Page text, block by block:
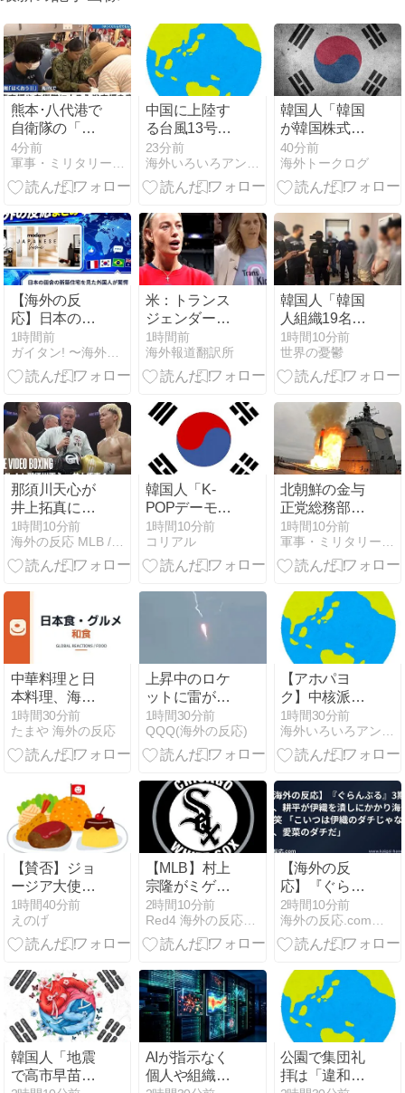
熊本･八代港で
自衛隊の「病
院船」が医療
提供開始、診
察と薬剤処
け大浴場も！
4分前
中国に上陸す
る台風13号が
絶妙なコース
を辿ってい
る！と話題
要都市の上に
長々と居座り
続けるルート
で……
23分前
韓国人「韓国
が韓国株式の
暴落で失った
とんでもない
規模の国民年
ちら…」
→「韓国の未
来が…（ﾌﾞﾙﾌﾞ
ﾙ」＝韓国の反
応
40分前
海外トークログ
【海外の反
応】日本の田
舎の新築住宅
を見た外国人
が驚愕「冷蔵
が揺さぶられ
た」
1時間前
ガイタン! 〜海外の反応探訪〜
米：トランス
ジェンダー選
手参加反対を
表明した女子
バスケ選手に
出…試合中に
意図的（？）
肘鉄を顔面に
食らう[海外の
反応]
1時間前
海外報道翻訳所
韓国人「韓国
人組織19名が
一斉検挙され
る！カンボジ
アからカザフ
を移して詐欺
活動を続けた
された犯罪グ
ループの末路
がこちらで
す」
1時間10分前
世界の憂鬱
那須川天心が
井上拓真に完
敗、ファン
「天心が上回
ってたのは解
1時間10分前
海外の反応 MLB / ボクシング / MMA
韓国人「K-
POPデーモン
ハンターズで
日本文化に追
いついたと思
に突き放され
てしまった模
様・・・」
1時間10分前
コリアル
北朝鮮の金与
正党総務部
長、日本のト
マホーク発射
試験を批判…
肢」警告！
1時間10分前
軍事・ミリタリー速報
中華料理と日
本料理、海外
ユーザーは結
局どちらを選
ぶのか？
1時間30分前
たまや 海外の反応
上昇中のロケ
ットに雷が落
ちて画面が真
っ白に「ロケ
ット、大丈夫
【海外の反
応】
1時間30分前
QQQ(海外の反応)
【アホパヨ
ク】中核派活
動家らが前夜
集会、広島平
和記念公園か
「中国侵略戦
争、世界核戦
争を止めよ
う！」と絶叫
1時間30分前
海外いろいろアンテナ
【賛否】ジョ
ージア大使
「今日は一般
の方とランチ
しました」→
選べと炎上🤔
1時間40分前
えのげ
【MLB】村上
宗隆がミゲ
ル・バルガス
の髪の毛で遊
ぶｗｗｗｗ →
の動画は依存
度が高いな」
「たった一人
でこんなにチ
ームが変わる
んだからすご
いわ」
2時間10分前
Red4 海外の反応まとめ
【海外の反
応】『ぐらん
ぶる』3期5
話、耕平が伊
織を潰しにか
「こいつは伊
織のダチじゃ
ない、愛菜の
ダチだ」
2時間10分前
海外の反応.com【外国人の反応まとめ】
韓国人「地震
で高市早苗ち
AIが指示なく
個人や組織に
公園で集団礼
拝は「違和